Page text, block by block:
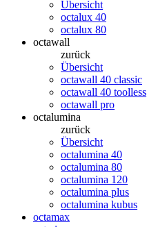
Übersicht
octalux 40
octalux 80
octawall
zurück
Übersicht
octawall 40 classic
octawall 40 toolless
octawall pro
octalumina
zurück
Übersicht
octalumina 40
octalumina 80
octalumina 120
octalumina plus
octalumina kubus
octamax